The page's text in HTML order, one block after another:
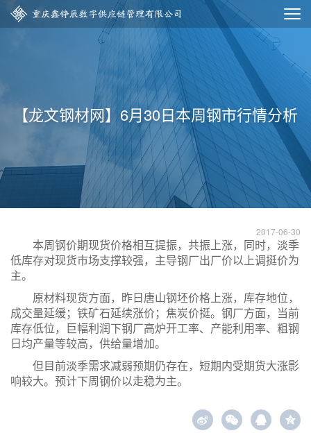
【龙文钢材网】6月30日本周钢市行情分析
2017-06-30
本周钢价期现货价格相互提振，共振上涨，同时，淡季
低库存对现货市场支撑较强，主导钢厂出厂价以上调挺价为
主。
原材料现货方面，昨日唐山钢坯价格上涨，库存地位，
成交量延缓；铁矿石延续涨价；焦炭价挺。钢厂方面，当前
库存低位，巨幅利润下钢厂高炉开工率、产能利用率、粗钢
日均产量等较高，供给量增加。
但目前淡季需求减弱预期仍存在，短期内受期货大涨影
响较大。预计下周钢价以走稳为主。
z